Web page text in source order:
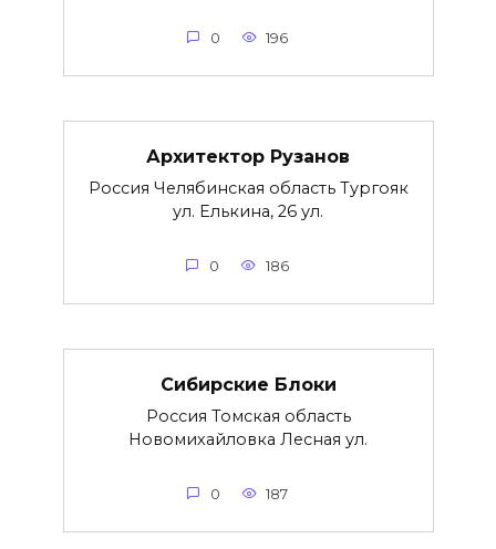
0 196
Архитектор Рузанов
Россия Челябинская область Тургояк
ул. Елькина, 26 ул.
0 186
Сибирские Блоки
Россия Томская область
Новомихайловка Лесная ул.
0 187